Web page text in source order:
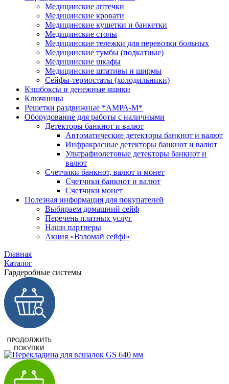
Медицинские аптечки
Медицинские кровати
Медицинские кушетки и банкетки
Медицинские столы
Медицинские тележки для перевозки больных
Медицинские тумбы (подкатные)
Медицинские шкафы
Медицинские штативы и ширмы
Сейфы-термостаты (холодильники)
Кэшбоксы и денежные ящики
Ключницы
Решетки раздвижные *АМРА-М*
Оборудование для работы с наличными
Детекторы банкнот и валют
Автоматические детекторы банкнот и валют
Инфракрасные детекторы банкнот и валют
Ультрафиолетовые детекторы банкнот и
валют
Счетчики банкнот, валют и монет
Счетчики банкнот и валют
Счетчики монет
Полезная информация для покупателей
Выбираем домашний сейф
Перечень платных услуг
Наши партнеры
Акция «Взломай сейф!»
Главная
Каталог
Гардеробные системы